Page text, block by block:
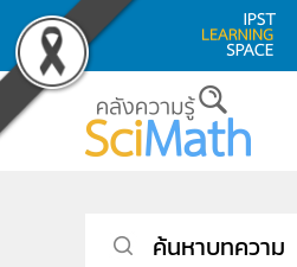
Skip to main content
ค้นหาบทความ